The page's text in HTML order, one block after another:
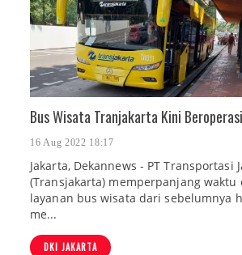
Bus Wisata Tranjakarta Kini
16 Aug 2022 18:17
Jakarta, Dekannews - PT Transportasi
(Transjakarta) memperpanjang waktu
layanan bus wisata dari sebelumnya
me...
DKI JAKARTA